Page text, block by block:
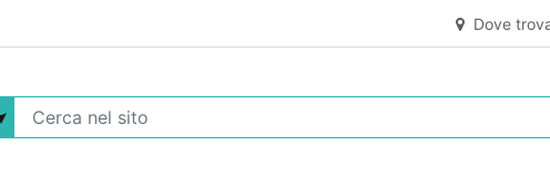
Dove